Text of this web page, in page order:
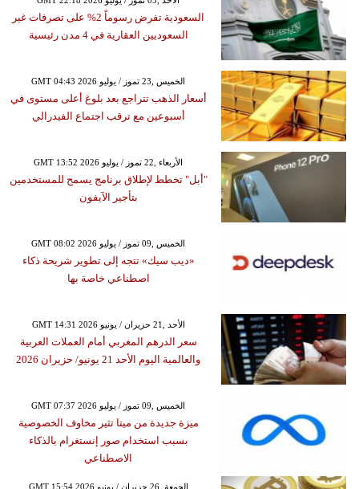
السعودية تفرض رسوماً 2% على تصرفات غير
السعوديين العقارية في 4 مدن رئيسية
GMT 04:43 2026 الخميس ,23 تموز / يوليو
أسعار الذهب تتراجع بعد بلوغ أعلى مستوى في
أسبوعين مع ترقب اجتماع الفيدرالي
GMT 13:52 2026 الأربعاء ,22 تموز / يوليو
"أبل" تخطط لإطلاق برنامج يسمح للمستخدمين
بتأجير الآيفون
GMT 08:02 2026 الخميس ,09 تموز / يوليو
«ديب سيك» تتجه إلى تطوير شريحة ذكاء
اصطناعي خاصة بها
GMT 14:31 2026 الأحد ,21 حزيران / يونيو
سعر الدرهم المغربي أمام العملات العربية
والعالمية اليوم الأحد 21 يونيو/ حزيران 2026
GMT 07:37 2026 الخميس ,09 تموز / يوليو
ميزة جديدة من ميتا تثير مخاوف الخصوصية
بسبب استخدام صور إنستغرام بالذكاء
الاصطناعي
GMT 15:54 2026 الجمعة ,26 حزيران / يونيو